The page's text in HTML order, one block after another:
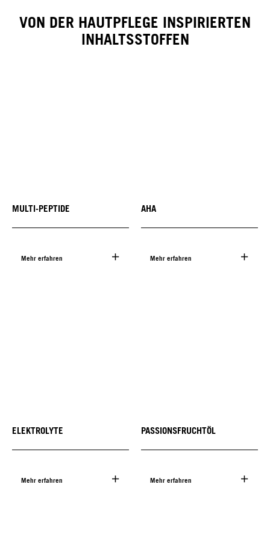
VON DER HAUTPFLEGE INSPIRIERTEN
INHALTSSTOFFEN
MULTI-PEPTIDE
Mehr erfahren
AHA
Mehr erfahren
ELEKTROLYTE
Mehr erfahren
PASSIONSFRUCHTÖL
Mehr erfahren